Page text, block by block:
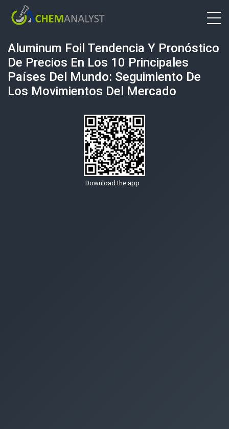
Aluminum Foil Tendencia Y Pronóstico
De Precios En Los 10 Principales
Países Del Mundo: Seguimiento De
Los Movimientos Del Mercado
Download the app